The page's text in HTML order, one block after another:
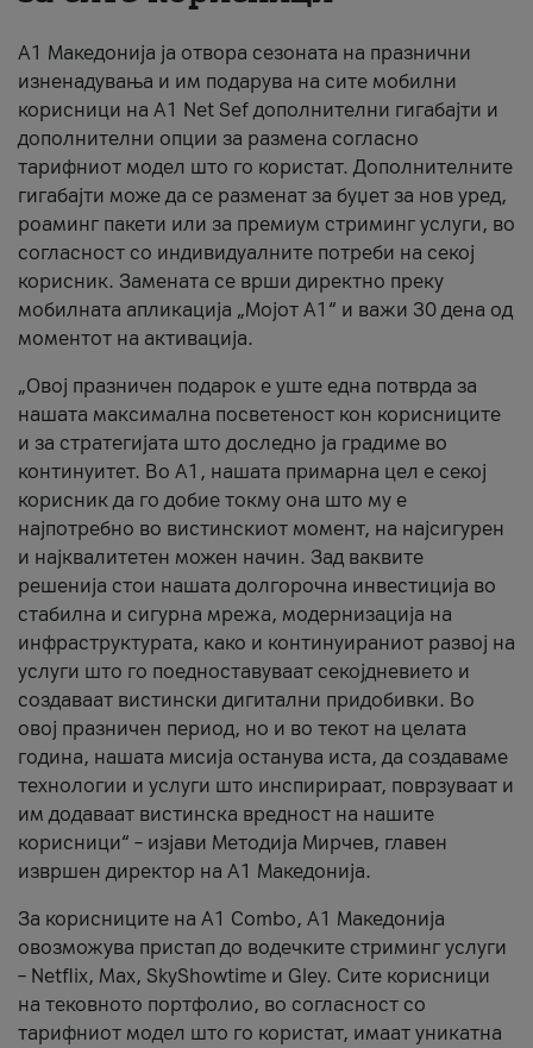
А1 Македонија ја отвора сезоната на празнични
изненадувања и им подарува на сите мобилни
корисници на A1 Net Sef дополнителни гигабајти и
дополнителни опции за размена согласно
тарифниот модел што го користат. Дополнителните
гигабајти може да се разменат за буџет за нов уред,
роаминг пакети или за премиум стриминг услуги, во
согласност со индивидуалните потреби на секој
корисник. Замената се врши директно преку
мобилната апликација „Мојот А1“ и важи 30 дена од
моментот на активација.
„Овој празничен подарок е уште една потврда за
нашата максимална посветеност кон корисниците
и за стратегијата што доследно ја градиме во
континуитет. Во А1, нашата примарна цел е секој
корисник да го добие токму она што му е
најпотребно во вистинскиот момент, на најсигурен
и најквалитетен можен начин. Зад ваквите
решенија стои нашата долгорочна инвестиција во
стабилна и сигурна мрежа, модернизација на
инфраструктурата, како и континуираниот развој на
услуги што го поедноставуваат секојдневието и
создаваат вистински дигитални придобивки. Во
овој празничен период, но и во текот на целата
година, нашата мисија останува иста, да создаваме
технологии и услуги што инспирираат, поврзуваат и
им додаваат вистинска вредност на нашите
корисници“ – изјави Методија Мирчев, главен
извршен директор на А1 Македонија.
За корисниците на A1 Combo, А1 Македонија
овозможува пристап до водечките стриминг услуги
– Netflix, Max, SkyShowtime и Gley. Сите корисници
на тековното портфолио, во согласност со
тарифниот модел што го користат, имаат уникатна